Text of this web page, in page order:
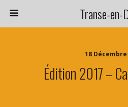
Transe-en-
18 Décembre
Édition 2017 –